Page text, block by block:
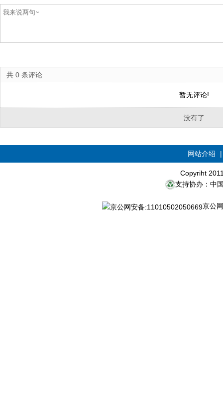
共 0 条评论
暂无评论!
没有了
网站介绍
Copyriht
支持协办：中
京公